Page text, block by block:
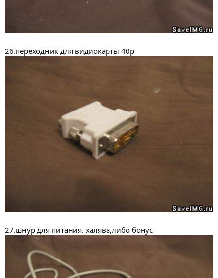
26.переходник для видиокарты 40р
27.шнур для питания. халява,либо бонус